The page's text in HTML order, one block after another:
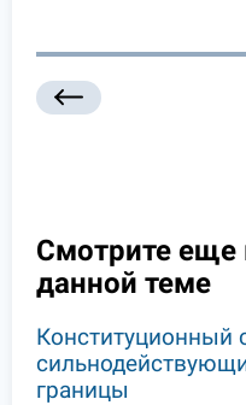
Смотрите еще
данной теме
Конституционный
границы